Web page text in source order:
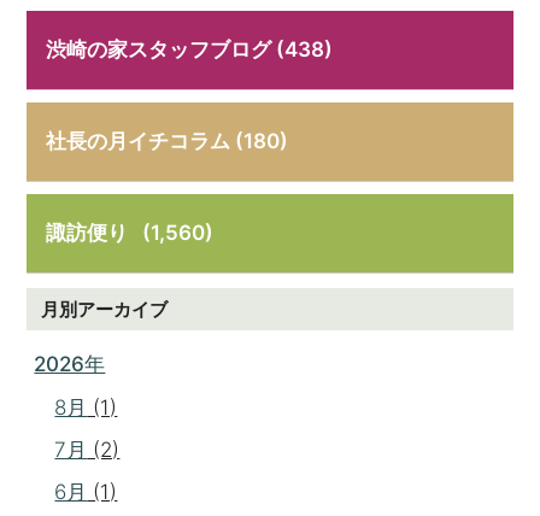
渋崎の家スタッフブログ (438)
社長の月イチコラム (180)
諏訪便り (1,560)
月別アーカイブ
2026年
8月 (1)
7月 (2)
6月 (1)